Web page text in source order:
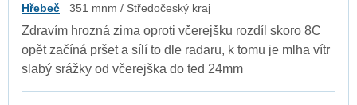
Hřebeč 351 mnm / Středočeský kraj
Zdravím hrozná zima oproti včerejšku rozdíl skoro 8C
opět začíná pršet a sílí to dle radaru, k tomu je mlha vítr
slabý srážky od včerejška do ted 24mm